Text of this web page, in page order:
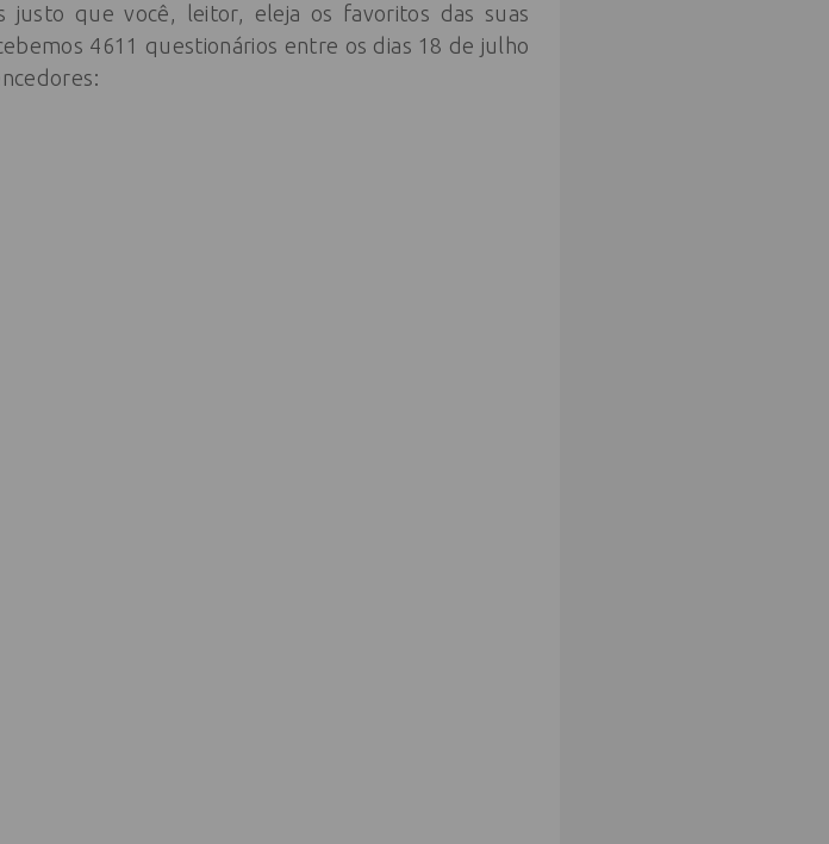
justo que você, leitor, eleja os favoritos das suas
4611 questionários entre os dias 18 de julho